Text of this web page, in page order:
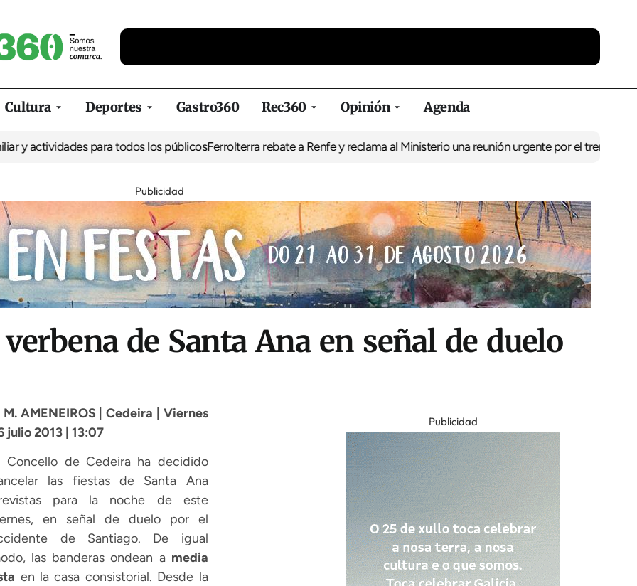
Cultura Deportes Gastro360 Rec360 Opinión Agenda
para todos los públicosFerrolterra rebate a Renfe y reclama al Ministerio una reunión urgente por el trenEl BNG
Publicidad
de Santa Ana en señal de duelo
M. AMENEIROS | Cedeira | Viernes
julio 2013 | 13:07
Concello de Cedeira ha decidido
las fiestas de Santa Ana
para la noche de este
en señal de duelo por el
de Santiago. De igual
las banderas ondean a media
en la casa consistorial. Desde la
Publicidad